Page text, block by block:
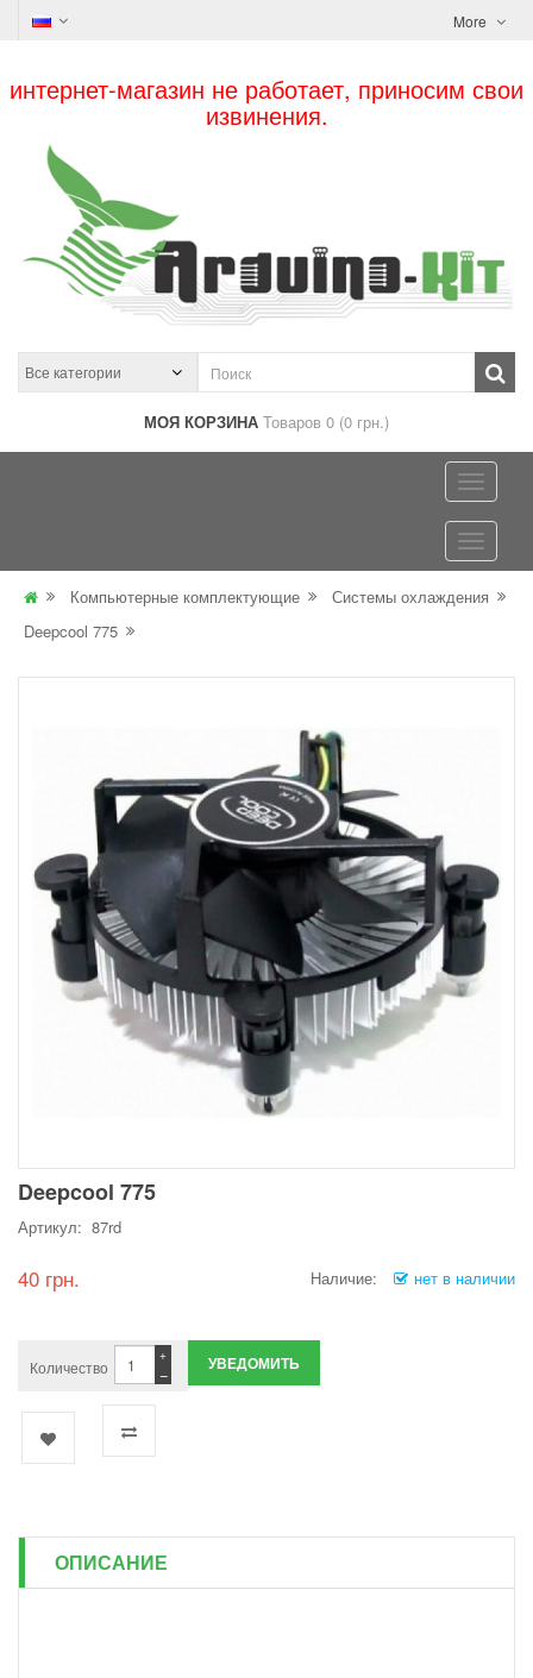
More
интернет-магазин не работает, приносим свои
извинения.
МОЯ КОРЗИНА Товаров 0 (0 грн.)
Компьютерные комплектующие
Системы охлаждения
Deepcool 775
Deepcool 775
Артикул: 87rd
40 грн. Наличие: нет в наличии
Количество −
+ УВЕДОМИТЬ
ОПИСАНИЕ